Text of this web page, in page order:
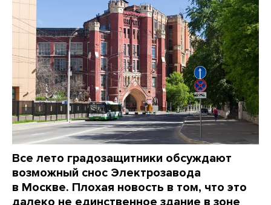
Все лето градозащитники обсуждают
возможный снос Электрозавода
в Москве. Плохая новость в том, что это
далеко не единственное здание в зоне